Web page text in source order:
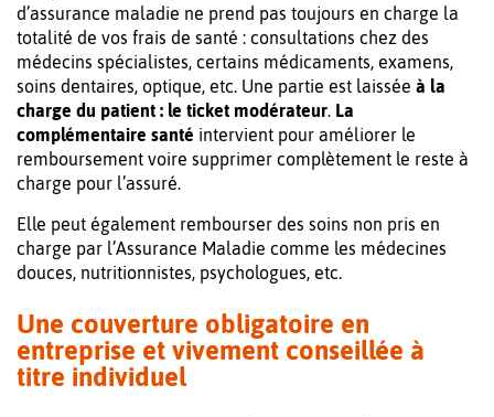
d’assurance maladie ne prend pas toujours en charge la
totalité de vos frais de santé : consultations chez des
médecins spécialistes, certains médicaments, examens,
soins dentaires, optique, etc. Une partie est laissée à la
charge du patient : le ticket modérateur La
complémentaire santé intervient pour améliorer le
remboursement voire supprimer complètement le reste à
charge pour l’assuré.
Elle peut également rembourser des soins non pris en
charge par l’Assurance Maladie comme les médecines
douces, nutritionnistes, psychologues, etc.
Une couverture obligatoire en
entreprise et vivement conseillée à
titre individuel